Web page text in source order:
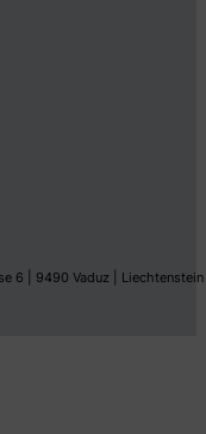
6 | 9490 Vaduz | Liechtenstein